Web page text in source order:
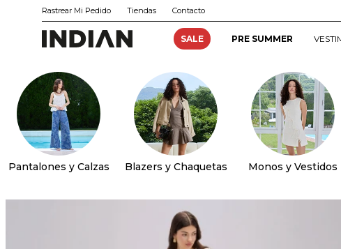
SALE PRE SUMMER
Rastrear Mi Pedido Tiendas Contacto
Pantalones y Calzas Blazers y Chaquetas Monos y Vestidos